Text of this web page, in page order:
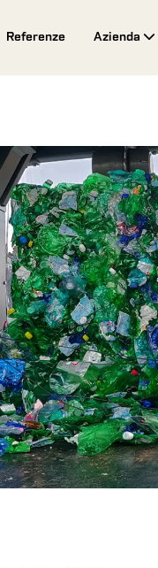
Referenze Azienda